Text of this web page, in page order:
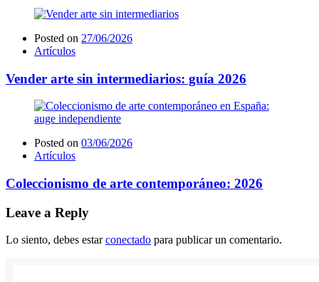
Posted on 27/06/2026
Artículos
Vender arte sin intermediarios: guía 2026
Posted on 03/06/2026
Artículos
Coleccionismo de arte contemporáneo: 2026
Leave a Reply
Lo siento, debes estarconectado para publicar un comentario.